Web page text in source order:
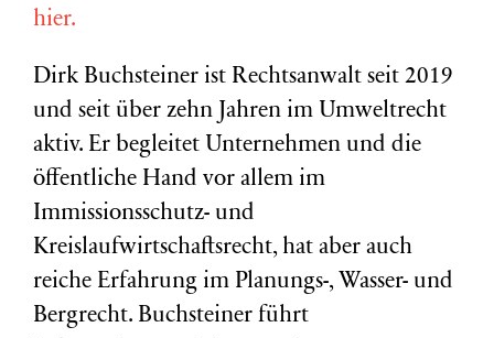
hier.
Dirk Buchsteiner ist Rechtsanwalt seit 2019
und seit über zehn Jahren im Umweltrecht
aktiv. Er begleitet Unternehmen und die
öffentliche Hand vor allem im
Immissionsschutz- und
Kreislaufwirtschaftsrecht, hat aber auch
reiche Erfahrung im Planungs-, Wasser- und
Bergrecht. Buchsteiner führt